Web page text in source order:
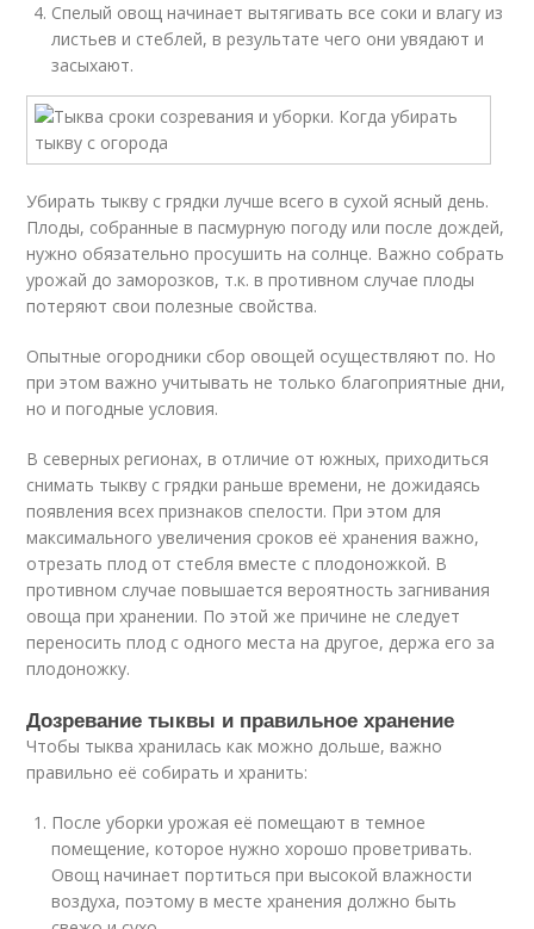
Спелый овощ начинает вытягивать все соки и влагу из
листьев и стеблей, в результате чего они увядают и
засыхают.
Убирать тыкву с грядки лучше всего в сухой ясный день.
Плоды, собранные в пасмурную погоду или после дождей,
нужно обязательно просушить на солнце. Важно собрать
урожай до заморозков, т.к. в противном случае плоды
потеряют свои полезные свойства.
Опытные огородники сбор овощей осуществляют по. Но
при этом важно учитывать не только благоприятные дни,
но и погодные условия.
В северных регионах, в отличие от южных, приходиться
снимать тыкву с грядки раньше времени, не дожидаясь
появления всех признаков спелости. При этом для
максимального увеличения сроков её хранения важно,
отрезать плод от стебля вместе с плодоножкой. В
противном случае повышается вероятность загнивания
овоща при хранении. По этой же причине не следует
переносить плод с одного места на другое, держа его за
плодоножку.
Дозревание тыквы и правильное хранение
Чтобы тыква хранилась как можно дольше, важно
правильно её собирать и хранить:
После уборки урожая её помещают в темное
помещение, которое нужно хорошо проветривать.
Овощ начинает портиться при высокой влажности
воздуха, поэтому в месте хранения должно быть